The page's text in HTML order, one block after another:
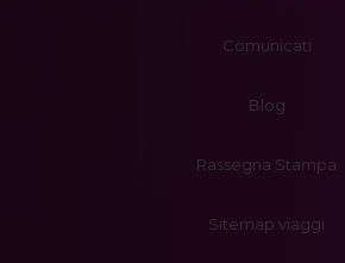
Comunicati
Blog
Rassegna Stampa
Sitemap viaggi